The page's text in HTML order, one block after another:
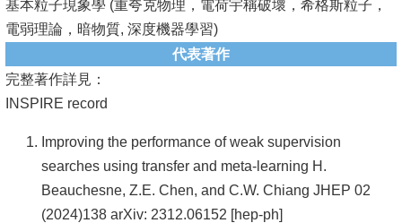
回
首
頁
臺
基本粒子現象學 (重夸克物理，電荷宇稱破壞，希格斯粒子，
電弱理論，暗物質, 深度機器學習)
代表著作
完整著作詳見：
INSPIRE record
Improving the performance of weak supervision
searches using transfer and meta-learning H.
Beauchesne, Z.E. Chen, and C.W. Chiang JHEP 02
(2024)138 arXiv: 2312.06152 [hep-ph]